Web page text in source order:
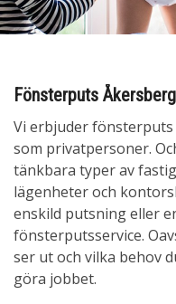
Fönsterputs
Vi erbjuder
som privatpersoner.
tänkbara typer av
lägenheter och
enskild putsning eller
fönsterputsservice.
ser ut och vilka behov
göra jobbet.